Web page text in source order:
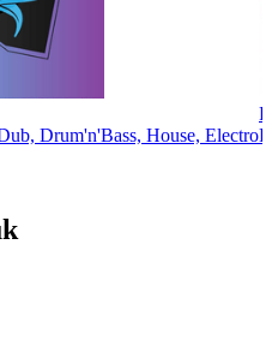
Drum'n'Bass, House, Electro